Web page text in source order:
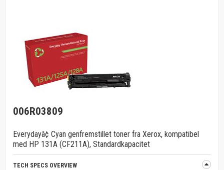
006R03809
Everydayâ¢ Cyan genfremstillet toner fra Xerox, kompatibel
med HP 131A (CF211A), Standardkapacitet
TECH SPECS OVERVIEW